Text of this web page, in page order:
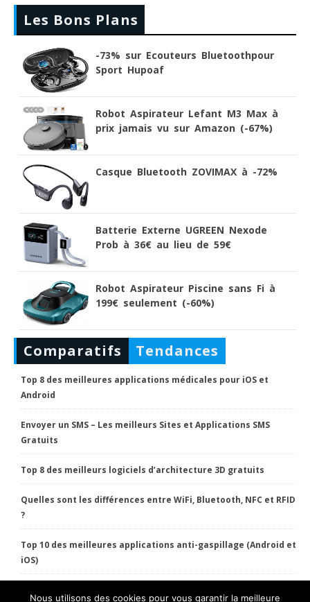
Les Bons Plans
-73% sur Ecouteurs Bluetoothpour
Sport Hupoaf
Robot Aspirateur Lefant M3 Max à
prix jamais vu sur Amazon (-67%)
Casque Bluetooth ZOVIMAX à -72%
Batterie Externe UGREEN Nexode
Prob à 36€ au lieu de 59€
Robot Aspirateur Piscine sans Fi à
199€ seulement (-60%)
Comparatifs Tendances
Top 8 des meilleures applications médicales pour iOS et
Android
Envoyer un SMS – Les meilleurs Sites et Applications SMS
Gratuits
Top 8 des meilleurs logiciels d’architecture 3D gratuits
Quelles sont les différences entre WiFi, Bluetooth, NFC et RFID
?
Top 10 des meilleures applications anti-gaspillage (Android et
iOS)
Nous utilisons des cookies pour vous garantir la meilleure